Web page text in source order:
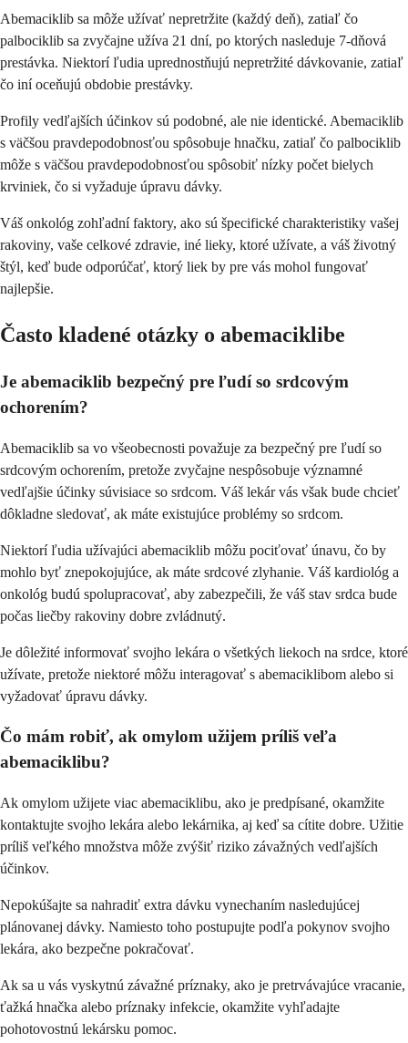
Abemaciklib sa môže užívať nepretržite (každý deň), zatiaľ čo
palbociklib sa zvyčajne užíva 21 dní, po ktorých nasleduje 7-dňová
prestávka. Niektorí ľudia uprednostňujú nepretržité dávkovanie, zatiaľ
čo iní oceňujú obdobie prestávky.
Profily vedľajších účinkov sú podobné, ale nie identické. Abemaciklib
s väčšou pravdepodobnosťou spôsobuje hnačku, zatiaľ čo palbociklib
môže s väčšou pravdepodobnosťou spôsobiť nízky počet bielych
krviniek, čo si vyžaduje úpravu dávky.
Váš onkológ zohľadní faktory, ako sú špecifické charakteristiky vašej
rakoviny, vaše celkové zdravie, iné lieky, ktoré užívate, a váš životný
štýl, keď bude odporúčať, ktorý liek by pre vás mohol fungovať
najlepšie.
Často kladené otázky o abemaciklibe
Je abemaciklib bezpečný pre ľudí so srdcovým
ochorením?
Abemaciklib sa vo všeobecnosti považuje za bezpečný pre ľudí so
srdcovým ochorením, pretože zvyčajne nespôsobuje významné
vedľajšie účinky súvisiace so srdcom. Váš lekár vás však bude chcieť
dôkladne sledovať, ak máte existujúce problémy so srdcom.
Niektorí ľudia užívajúci abemaciklib môžu pociťovať únavu, čo by
mohlo byť znepokojujúce, ak máte srdcové zlyhanie. Váš kardiológ a
onkológ budú spolupracovať, aby zabezpečili, že váš stav srdca bude
počas liečby rakoviny dobre zvládnutý.
Je dôležité informovať svojho lekára o všetkých liekoch na srdce, ktoré
užívate, pretože niektoré môžu interagovať s abemaciklibom alebo si
vyžadovať úpravu dávky.
Čo mám robiť, ak omylom užijem príliš veľa
abemaciklibu?
Ak omylom užijete viac abemaciklibu, ako je predpísané, okamžite
kontaktujte svojho lekára alebo lekárnika, aj keď sa cítite dobre. Užitie
príliš veľkého množstva môže zvýšiť riziko závažných vedľajších
účinkov.
Nepokúšajte sa nahradiť extra dávku vynechaním nasledujúcej
plánovanej dávky. Namiesto toho postupujte podľa pokynov svojho
lekára, ako bezpečne pokračovať.
Ak sa u vás vyskytnú závažné príznaky, ako je pretrvávajúce vracanie,
ťažká hnačka alebo príznaky infekcie, okamžite vyhľadajte
pohotovostnú lekársku pomoc.